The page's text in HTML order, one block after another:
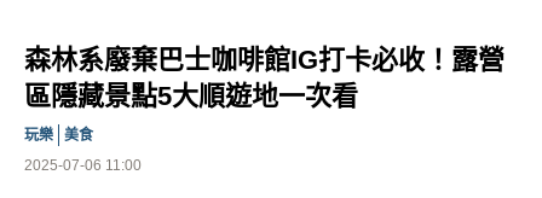
森林系廢棄巴士咖啡館IG打卡必收！露營
區隱藏景點5大順遊地一次看
2025-07-06 11:00
玩樂 美食